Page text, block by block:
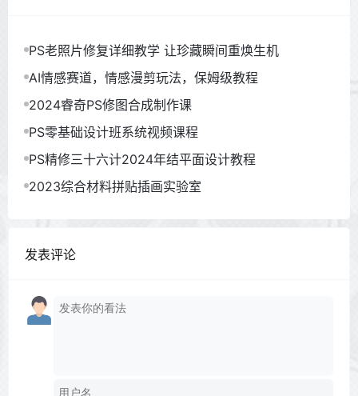
PS老照片修复详细教学 让珍藏瞬间重焕生机
AI情感赛道，情感漫剪玩法，保姆级教程
2024睿奇PS修图合成制作课
PS零基础设计班系统视频课程
PS精修三十六计2024年结平面设计教程
2023综合材料拼贴插画实验室
发表评论